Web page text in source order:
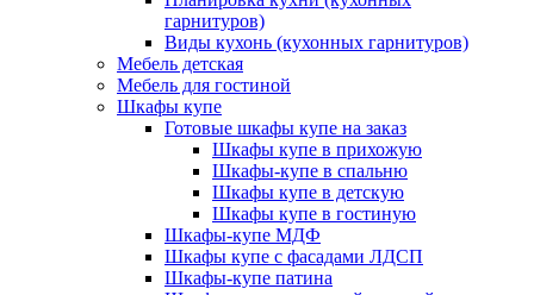
гарнитуров)
Виды кухонь (кухонных гарнитуров)
Мебель детская
Мебель для гостиной
Шкафы купе
Готовые шкафы купе на заказ
Шкафы купе в прихожую
Шкафы-купе в спальню
Шкафы купе в детскую
Шкафы купе в гостиную
Шкафы-купе МДФ
Шкафы купе с фасадами ЛДСП
Шкафы-купе патина